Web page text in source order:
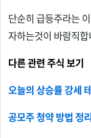
단순히 급등주라는
자하는것이 바람직합
다른 관련 주식 보기
오늘의 상승률 강세
공모주 청약 방법 정리